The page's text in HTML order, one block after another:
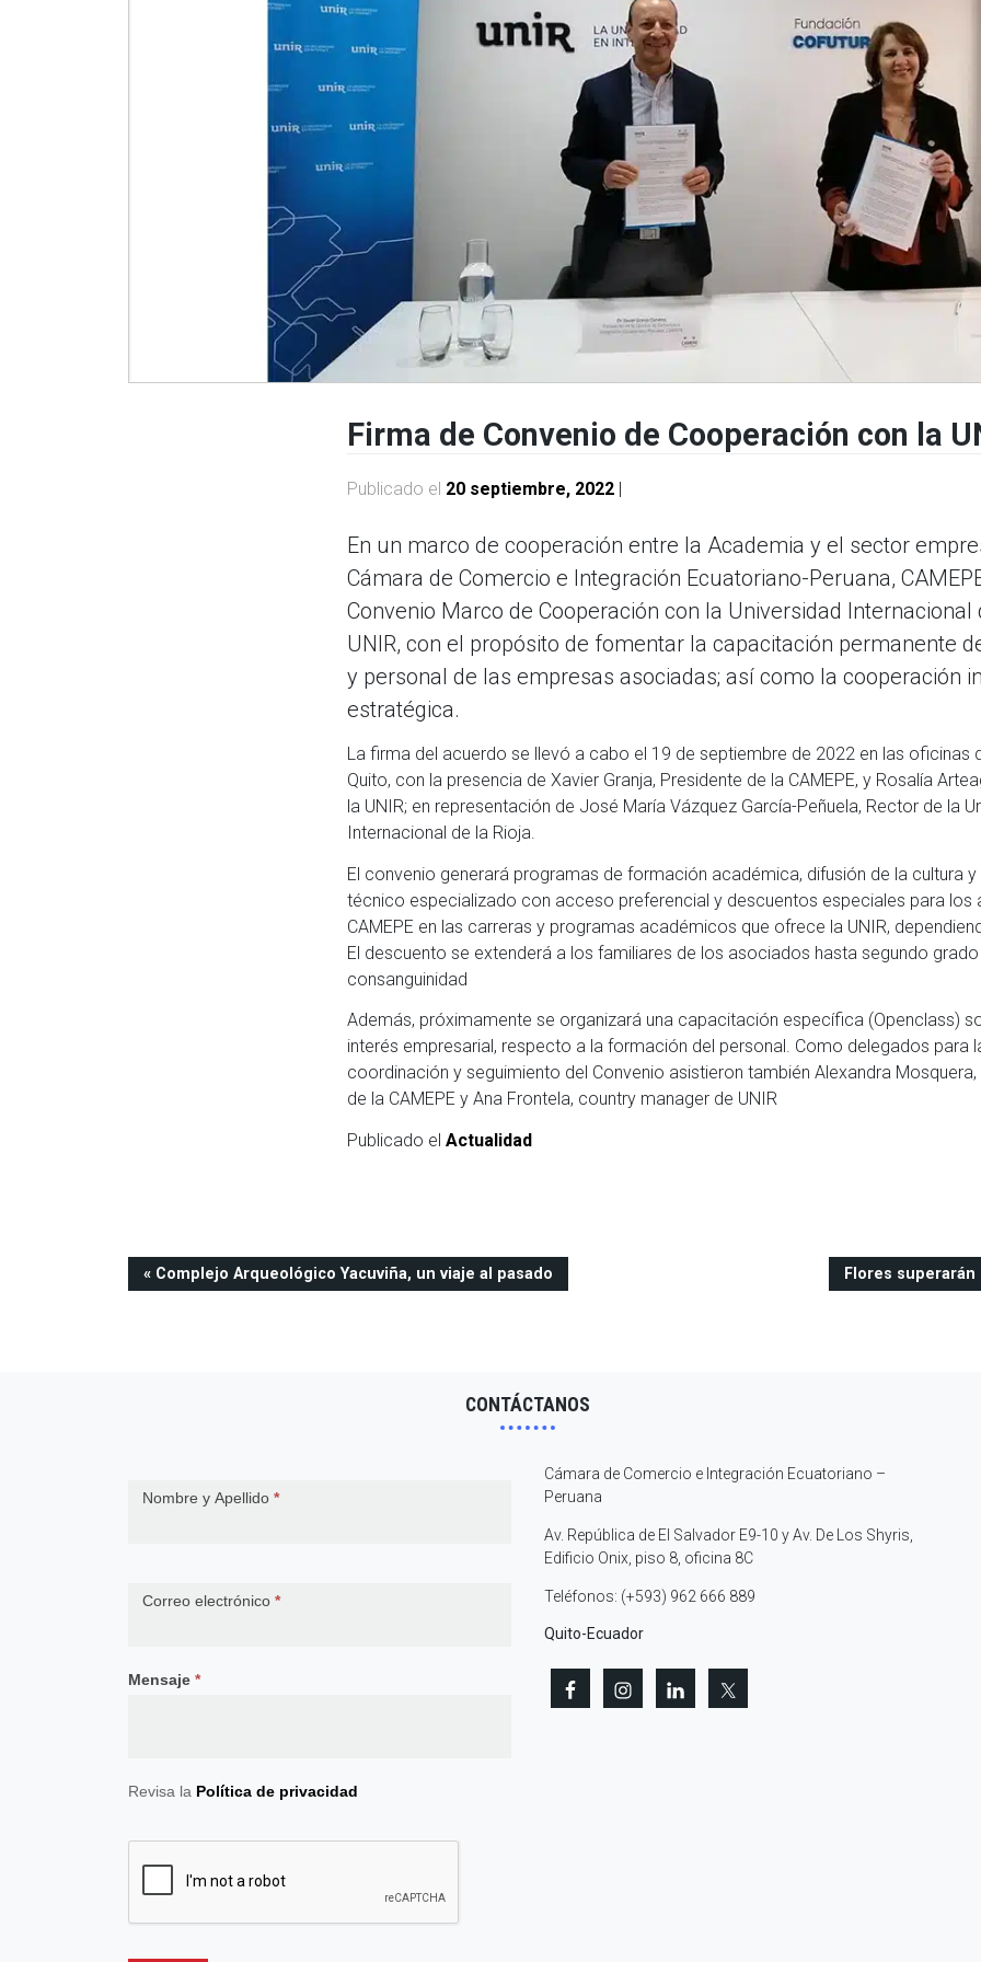
Firma de Convenio de Cooperación con la
Publicado el 20 septiembre, 2022
En un marco de cooperación entre la Academia y el sector
Cámara de Comercio e Integración Ecuatoriano-Peruana,
Convenio Marco de Cooperación con la Universidad Internacional
UNIR, con el propósito de fomentar la capacitación permanente
y personal de las empresas asociadas; así como la cooperación
estratégica.
La firma del acuerdo se llevó a cabo el 19 de septiembre de 2022 en las oficinas
Quito, con la presencia de Xavier Granja, Presidente de la CAMEPE, y Rosalía
la UNIR; en representación de José María Vázquez García-Peñuela, Rector de la
Internacional de la Rioja.
El convenio generará programas de formación académica, difusión de la cultura
técnico especializado con acceso preferencial y descuentos especiales para los
CAMEPE en las carreras y programas académicos que ofrece la UNIR,
El descuento se extenderá a los familiares de los asociados hasta segundo
consanguinidad
Además, próximamente se organizará una capacitación específica (Openclass)
interés empresarial, respecto a la formación del personal. Como delegados para
coordinación y seguimiento del Convenio asistieron también Alexandra
de la CAMEPE y Ana Frontela, country manager de UNIR
Publicado el Actualidad
Navegación
Complejo Arqueológico Yacuviña, un viaje al pasado Flores
CONTÁCTANOS
Nombre y Apellido *
Correo electrónico *
Mensaje *
Revisa la Política de privacidad
Cámara de Comercio e Integración Ecuatoriano –
Peruana
Av. República de El Salvador E9-10 y Av. De Los Shyris,
Edificio Onix, piso 8, oficina 8C
Teléfonos: (+593) 962 666 889
Quito-Ecuador